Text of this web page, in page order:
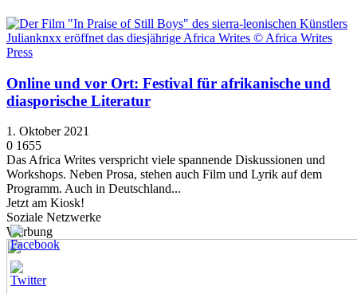
Online und vor Ort: Festival für afrikanische und
diasporische Literatur
1. Oktober 2021
0 1655
Das Africa Writes verspricht viele spannende Diskussionen und
Workshops. Neben Prosa, stehen auch Film und Lyrik auf dem
Programm. Auch in Deutschland...
Jetzt am Kiosk!
Soziale Netzwerke
Werbung